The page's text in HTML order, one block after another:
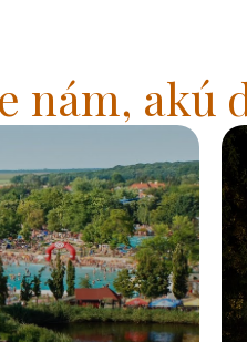
nám, akú